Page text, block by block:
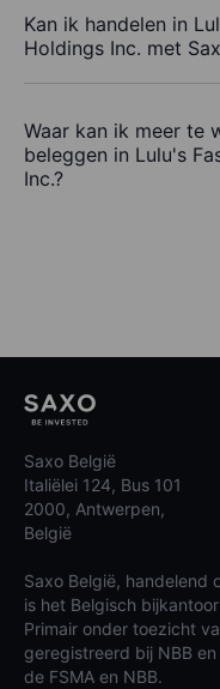
Kan ik handelen in
Holdings Inc. met
Waar kan ik meer te
beleggen in Lulu's
Inc.?
Saxo België
Italiëlei 124, Bus 101
2000, Antwerpen,
België
Saxo België, handelend
is het Belgisch
Primair onder toezicht
geregistreerd bij NBB
de FSMA en NBB.